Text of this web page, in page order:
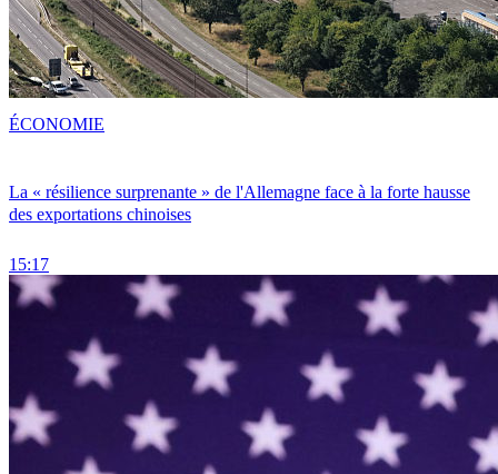
La « résilience surprenante » de l'Allemagne face à la forte hausse
des exportations chinoises
15:17
ÉCONOMIE